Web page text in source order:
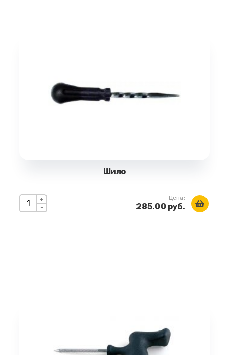
Шило
+
-
Цена:
285.00 руб.